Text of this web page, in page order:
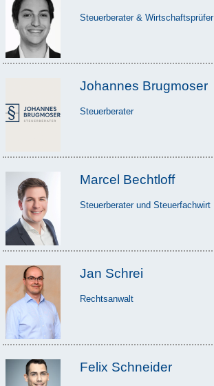
Steuerberater & Wirtschaftsprüfer
Johannes Brugmoser
Steuerberater
Marcel Bechtloff
Steuerberater und Steuerfachwirt
Jan Schrei
Rechtsanwalt
Felix Schneider